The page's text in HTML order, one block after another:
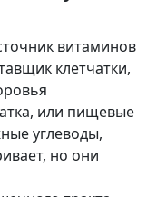
витаминов
клетчатки,
или пищевые
углеводы,
но они